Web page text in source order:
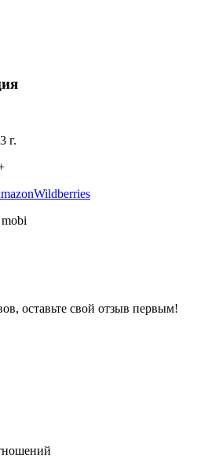
г.
Wildberries
оставьте свой отзыв первым!